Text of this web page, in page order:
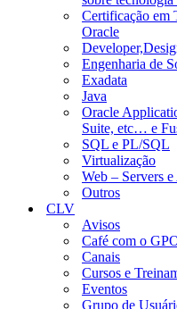
Certificação em
Oracle
Engenharia de
Exadata
Java
Oracle
Suite, etc… e
SQL e PL/SQL
Virtualização
Web – Servers
Outros
CLV
Avisos
Café com o
Canais
Cursos e
Eventos
Grupo de